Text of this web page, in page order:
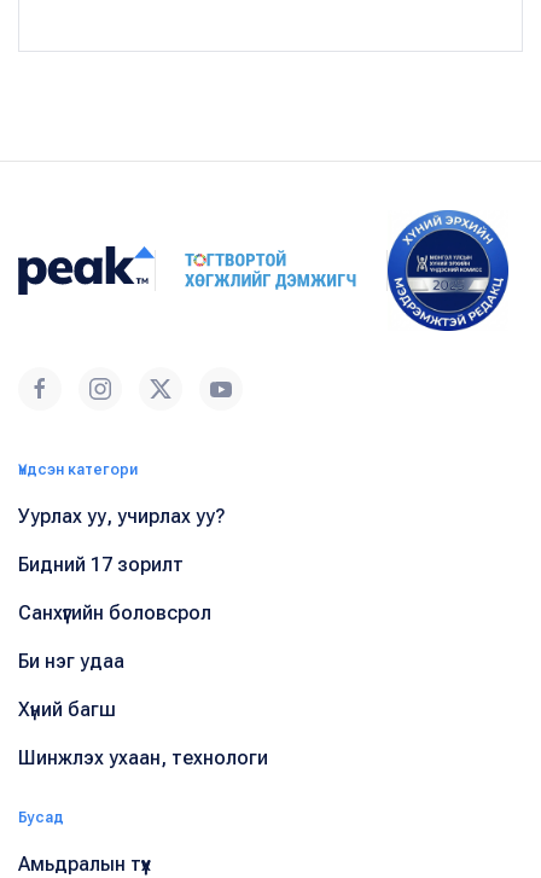
Үндсэн категори
Уурлах уу, учирлах уу?
Бидний 17 зорилт
Санхүүгийн боловсрол
Би нэг удаа
Хүний багш
Шинжлэх ухаан, технологи
Бусад
Амьдралын түүх